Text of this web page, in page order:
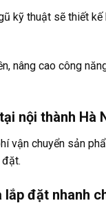
kỹ thuật sẽ thiết
nâng cao công
nội thành Hà
vận chuyển sản
lắp đặt nhanh